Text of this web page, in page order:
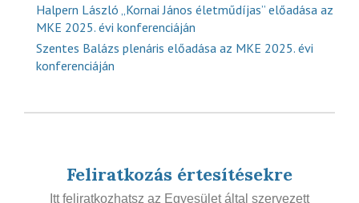
Halpern László „Kornai János életműdíjas” előadása az
MKE 2025. évi konferenciáján
Szentes Balázs plenáris előadása az MKE 2025. évi
konferenciáján
Feliratkozás értesítésekre
Itt feliratkozhatsz az Egyesület által szervezett